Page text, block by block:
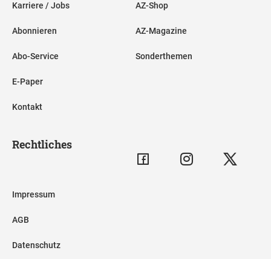
Karriere / Jobs
Abonnieren
Abo-Service
E-Paper
Kontakt
AZ-Shop
AZ-Magazine
Sonderthemen
Rechtliches
Impressum
AGB
Datenschutz